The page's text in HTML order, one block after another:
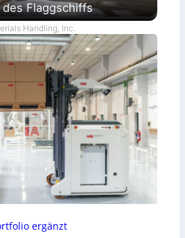
Flaggschiffs
Handling, Inc.
ergänzt